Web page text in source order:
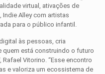
virtual, ativações de
Indie Alley com artistas
para o público infantil.
às pessoas, cria
quem está construindo o futuro
Rafael Vitorino. “Esse encontro
e valoriza um ecossistema de